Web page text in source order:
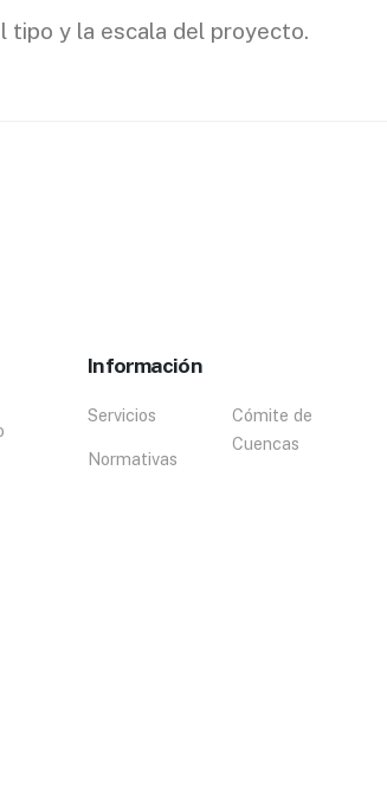
tipo y la escala del proyecto.
Información
Servicios
Normativas
Cómite de
Cuencas